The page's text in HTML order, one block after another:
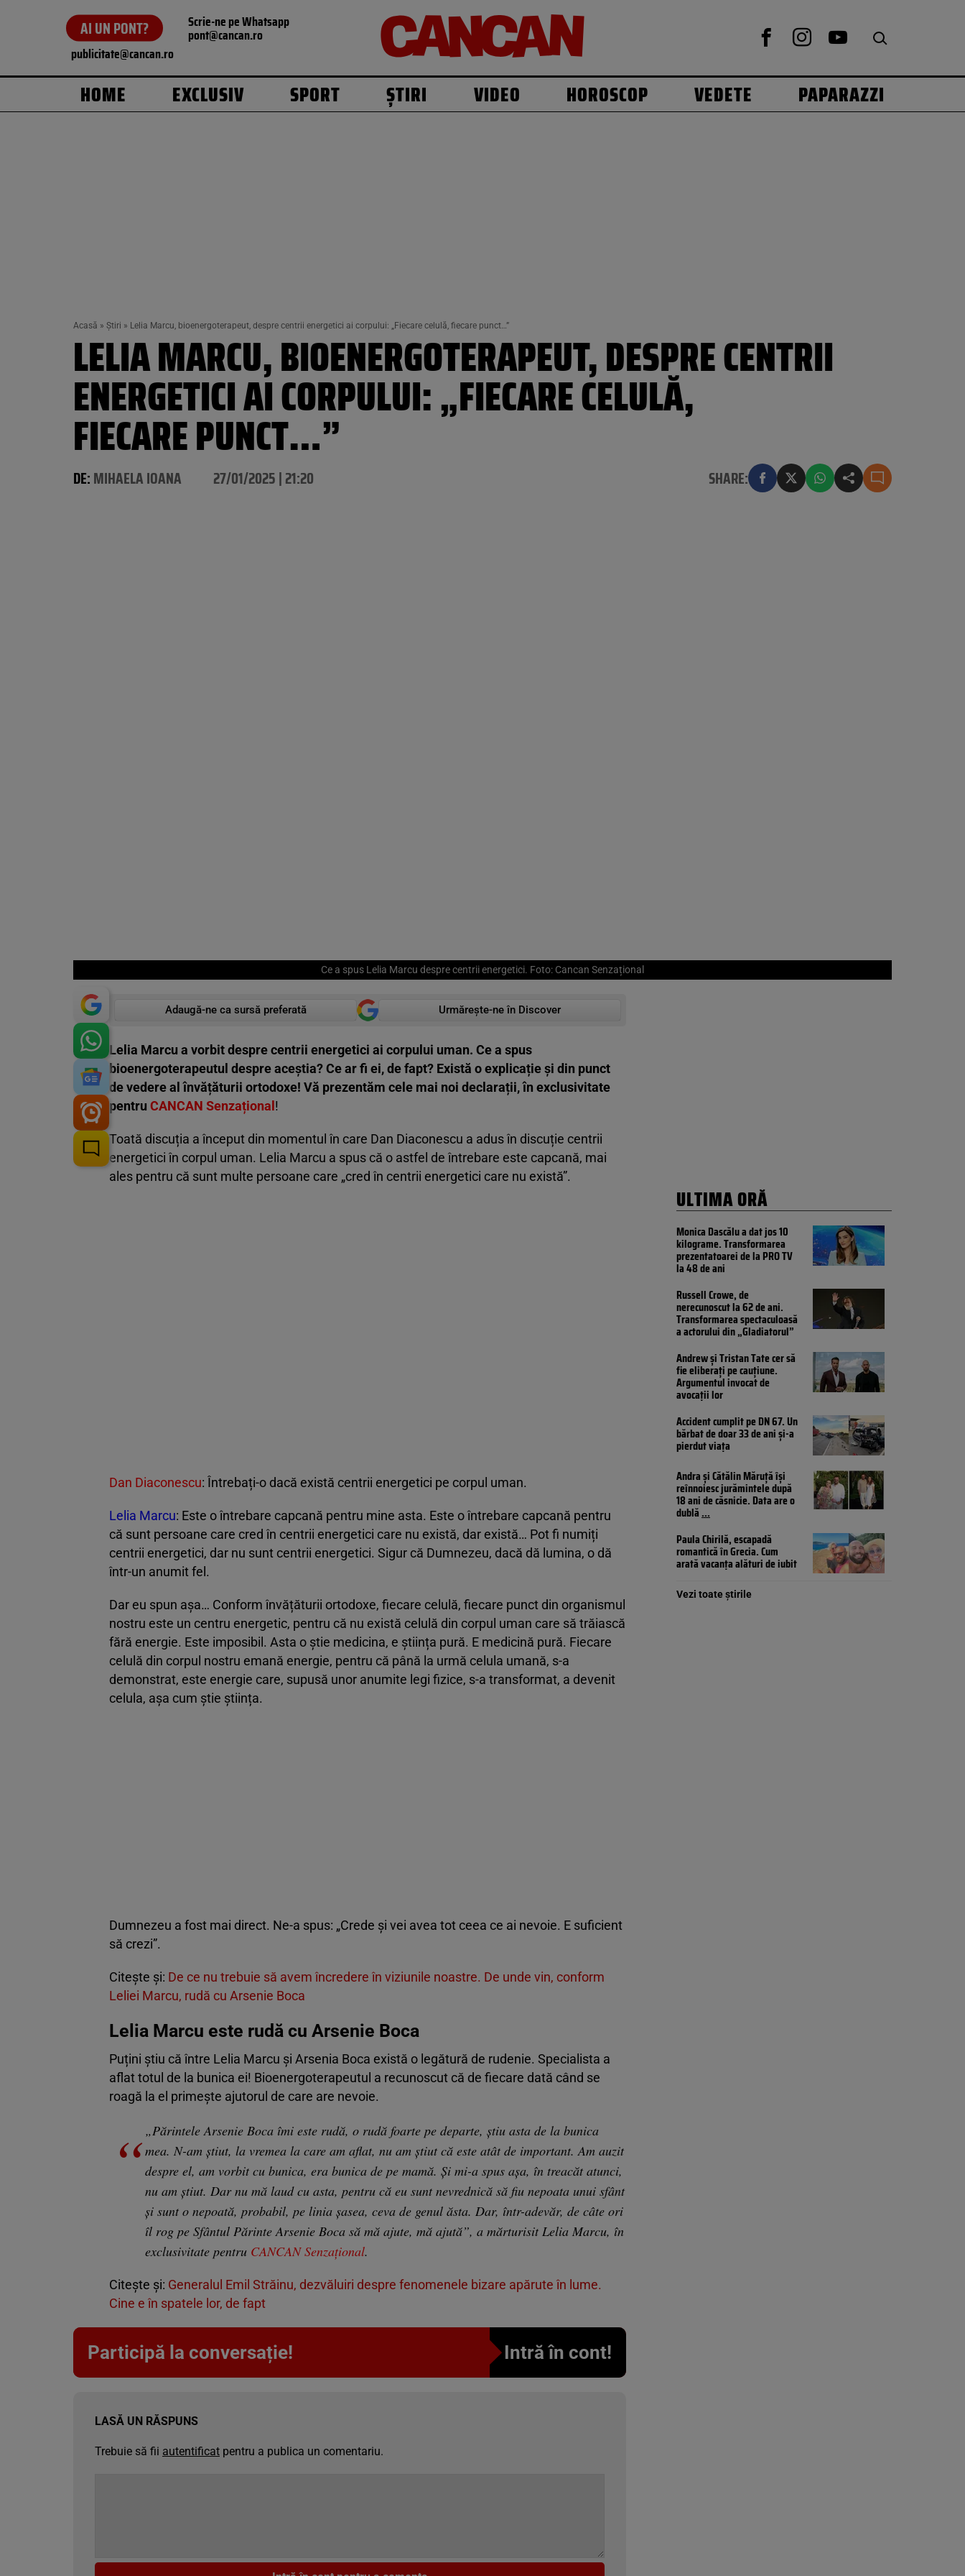
AI UN PONT? Scrie-ne pe Whatsapp
pont@cancan.ro
publicitate@cancan.ro
HOME EXCLUSIV SPORT ȘTIRI VIDEO HOROSCOP VEDETE PAPARAZZI
Acasă » Știri » Lelia Marcu, bioenergoterapeut, despre centrii energetici ai corpului: „Fiecare celulă, fiecare punct…”
LELIA MARCU, BIOENERGOTERAPEUT, DESPRE CENTRII
ENERGETICI AI CORPULUI: „FIECARE CELULĂ,
FIECARE PUNCT…”
DE:MIHAELA IOANA 27/01/2025 | 21:20 SHARE:
Ce a spus Lelia Marcu despre centrii energetici. Foto: Cancan Senzațional
Adaugă-ne ca sursă preferată Urmărește-ne în Discover
Lelia Marcu a vorbit despre centrii energetici ai corpului uman. Ce a spus
bioenergoterapeutul despre aceștia? Ce ar fi ei, de fapt? Există o explicație și din punct
de vedere al învățăturii ortodoxe! Vă prezentăm cele mai noi declarații, în exclusivitate
pentru CANCAN Senzațional !
Toată discuția a început din momentul în care Dan Diaconescu a adus în discuție centrii
energetici în corpul uman. Lelia Marcu a spus că o astfel de întrebare este capcană, mai
ales pentru că sunt multe persoane care „cred în centrii energetici care nu există”.
Dan Diaconescu: Întrebați-o dacă există centrii energetici pe corpul uman.
Lelia Marcu: Este o întrebare capcană pentru mine asta. Este o întrebare capcană pentru
că sunt persoane care cred în centrii energetici care nu există, dar există… Pot fi numiți
centrii energetici, dar nu sunt centrii energetici. Sigur că Dumnezeu, dacă dă lumina, o dă
într-un anumit fel.
Dar eu spun așa… Conform învățăturii ortodoxe, fiecare celulă, fiecare punct din organismul
nostru este un centru energetic, pentru că nu există celulă din corpul uman care să trăiască
fără energie. Este imposibil. Asta o știe medicina, e știința pură. E medicină pură. Fiecare
celulă din corpul nostru emană energie, pentru că până la urmă celula umană, s-a
demonstrat, este energie care, supusă unor anumite legi fizice, s-a transformat, a devenit
celula, așa cum știe știința.
Dumnezeu a fost mai direct. Ne-a spus: „Crede și vei avea tot ceea ce ai nevoie. E suficient
să crezi”.
Citește și: De ce nu trebuie să avem încredere în viziunile noastre. De unde vin, conform
Leliei Marcu, rudă cu Arsenie Boca
Lelia Marcu este rudă cu Arsenie Boca
Puțini știu că între Lelia Marcu și Arsenia Boca există o legătură de rudenie. Specialista a
aflat totul de la bunica ei! Bioenergoterapeutul a recunoscut că de fiecare dată când se
roagă la el primește ajutorul de care are nevoie.
„Părintele Arsenie Boca îmi este rudă, o rudă foarte pe departe, știu asta de la bunica
mea. N-am știut, la vremea la care am aflat, nu am știut că este atât de important. Am auzit
despre el, am vorbit cu bunica, era bunica de pe mamă. Și mi-a spus așa, în treacăt atunci,
nu am știut. Dar nu mă laud cu asta, pentru că eu sunt nevrednică să fiu nepoata unui sfânt
și sunt o nepoată, probabil, pe linia șasea, ceva de genul ăsta. Dar, într-adevăr, de câte ori
îl rog pe Sfântul Părinte Arsenie Boca să mă ajute, mă ajută”, a mărturisit Lelia Marcu, în
exclusivitate pentru CANCAN Senzațional.
Citește și: Generalul Emil Străinu, dezvăluiri despre fenomenele bizare apărute în lume.
Cine e în spatele lor, de fapt
Participă la conversație! Intră în cont!
LASĂ UN RĂSPUNS
Trebuie să fii autentificat pentru a publica un comentariu.
ULTIMA ORĂ
Monica Dascălu a dat jos 10
kilograme. Transformarea
prezentatoarei de la PRO TV
la 48 de ani
Russell Crowe, de
nerecunoscut la 62 de ani.
Transformarea spectaculoasă
a actorului din „Gladiatorul”
Andrew și Tristan Tate cer să
fie eliberați pe cauțiune.
Argumentul invocat de
avocații lor
Accident cumplit pe DN 67. Un
bărbat de doar 33 de ani și-a
pierdut viața
Andra și Cătălin Măruță își
reînnoiesc jurămintele după
18 ani de căsnicie. Data are o
dublă...
Paula Chirilă, escapadă
romantică în Grecia. Cum
arată vacanța alături de iubit
Vezi toate știrile